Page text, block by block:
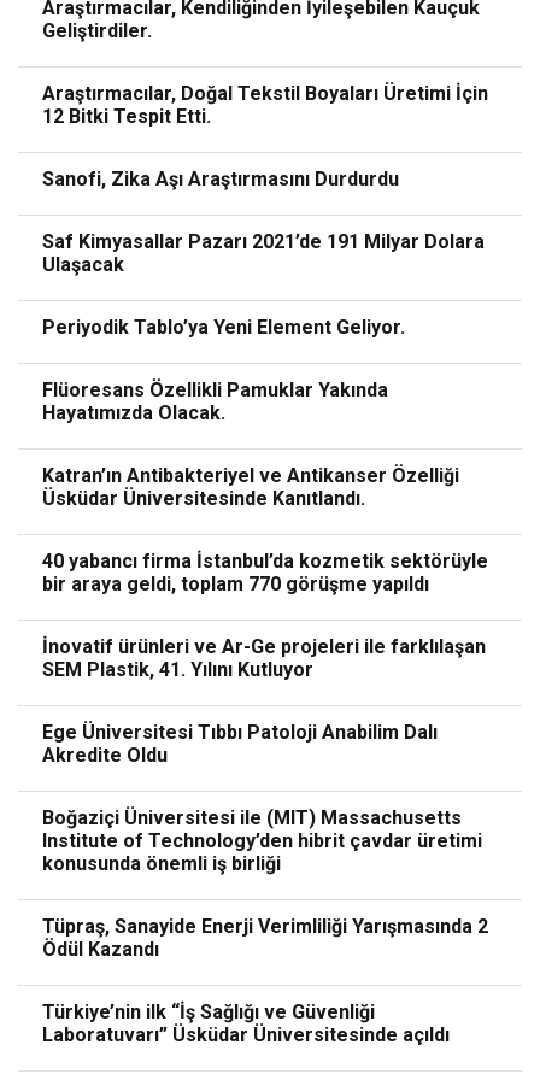
Araştırmacılar, Kendiliğinden İyileşebilen Kauçuk
Geliştirdiler.
Araştırmacılar, Doğal Tekstil Boyaları Üretimi İçin
12 Bitki Tespit Etti.
Sanofi, Zika Aşı Araştırmasını Durdurdu
Saf Kimyasallar Pazarı 2021’de 191 Milyar Dolara
Ulaşacak
Periyodik Tablo’ya Yeni Element Geliyor.
Flüoresans Özellikli Pamuklar Yakında
Hayatımızda Olacak.
Katran’ın Antibakteriyel ve Antikanser Özelliği
Üsküdar Üniversitesinde Kanıtlandı.
40 yabancı firma İstanbul’da kozmetik sektörüyle
bir araya geldi, toplam 770 görüşme yapıldı
İnovatif ürünleri ve Ar-Ge projeleri ile farklılaşan
SEM Plastik, 41. Yılını Kutluyor
Ege Üniversitesi Tıbbı Patoloji Anabilim Dalı
Akredite Oldu
Boğaziçi Üniversitesi ile (MIT) Massachusetts
Institute of Technology’den hibrit çavdar üretimi
konusunda önemli iş birliği
Tüpraş, Sanayide Enerji Verimliliği Yarışmasında 2
Ödül Kazandı
Türkiye’nin ilk “İş Sağlığı ve Güvenliği
Laboratuvarı” Üsküdar Üniversitesinde açıldı